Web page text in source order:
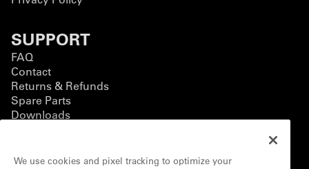
SUPPORT
FAQ
Contact
Returns & Refunds
Spare Parts
Downloads
BUSINESS
We use cookies and pixel tracking to optimize your